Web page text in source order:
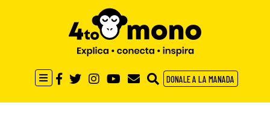
DONALE A LA MANADA